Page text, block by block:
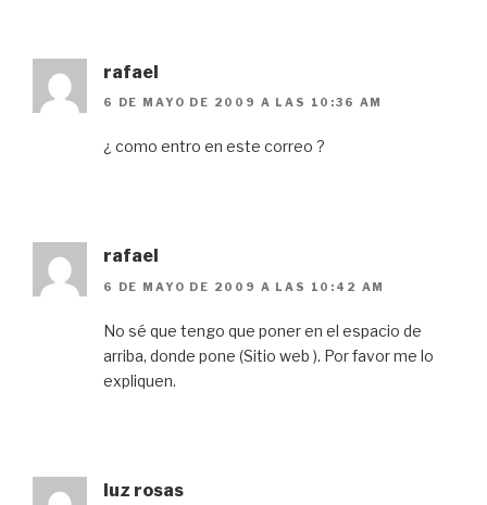
rafael
6 DE MAYO DE 2009 A LAS 10:36 AM
¿ como entro en este correo ?
rafael
6 DE MAYO DE 2009 A LAS 10:42 AM
No sé que tengo que poner en el espacio de
arriba, donde pone (Sitio web ). Por favor me lo
expliquen.
luz rosas